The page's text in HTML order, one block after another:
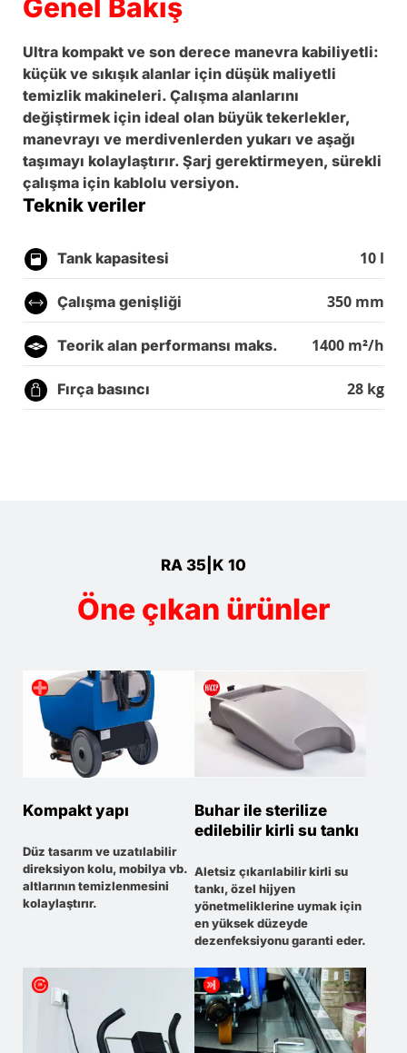
Genel Bakış
Ultra kompakt ve son derece manevra kabiliyetli:
küçük ve sıkışık alanlar için düşük maliyetli
temizlik makineleri. Çalışma alanlarını
değiştirmek için ideal olan büyük tekerlekler,
manevrayı ve merdivenlerden yukarı ve aşağı
taşımayı kolaylaştırır. Şarj gerektirmeyen, sürekli
çalışma için kablolu versiyon.
Teknik veriler
Tank kapasitesi 10 l
Çalışma genişliği 350 mm
Teorik alan performansı maks. 1400 m²/h
Fırça basıncı 28 kg
RA 35|K 10
Öne çıkan ürünler
Kompakt yapı
Düz tasarım ve uzatılabilir
direksiyon kolu, mobilya vb.
altlarının temizlenmesini
kolaylaştırır.
Buhar ile sterilize
edilebilir kirli su tankı
Aletsiz çıkarılabilir kirli su
tankı, özel hijyen
yönetmeliklerine uymak için
en yüksek düzeyde
dezenfeksiyonu garanti eder.